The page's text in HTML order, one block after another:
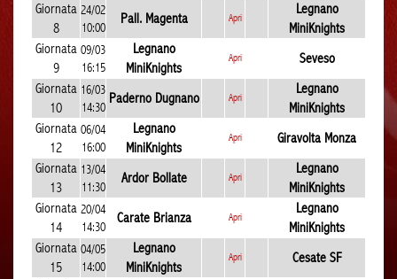
Giornata
8
24/02
10:00
Pall. Magenta Apri
Legnano
MiniKnights
Giornata
9
09/03
16:15
Legnano
MiniKnights
Apri
Seveso
Giornata
10
16/03
14:30
Paderno Dugnano Apri
Legnano
MiniKnights
Giornata
12
06/04
16:00
Legnano
MiniKnights
Apri
Giravolta Monza
Giornata
13
13/04
11:30
Ardor Bollate Apri
Legnano
MiniKnights
Giornata
14
20/04
14:30
Carate Brianza Apri
Legnano
MiniKnights
Giornata
15
04/05
14:00
Legnano
MiniKnights
Apri
Cesate SF